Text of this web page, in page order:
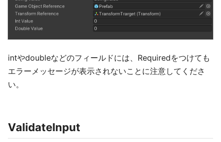
intやdoubleなどのフィールドには、Requiredをつけても
エラーメッセージが表示されないことに注意してくださ
い。
ValidateInput